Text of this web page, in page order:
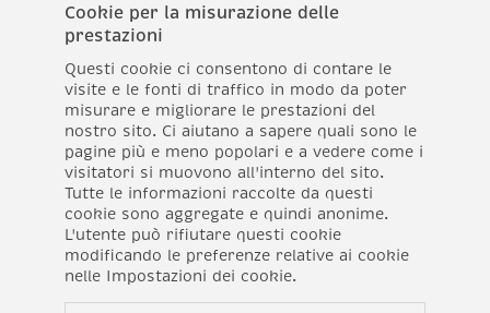
Cookie per la misurazione delle
prestazioni
Questi cookie ci consentono di contare le
visite e le fonti di traffico in modo da poter
misurare e migliorare le prestazioni del
nostro sito. Ci aiutano a sapere quali sono le
pagine più e meno popolari e a vedere come i
visitatori si muovono all'interno del sito.
Tutte le informazioni raccolte da questi
cookie sono aggregate e quindi anonime.
L'utente può rifiutare questi cookie
modificando le preferenze relative ai cookie
nelle Impostazioni dei cookie.